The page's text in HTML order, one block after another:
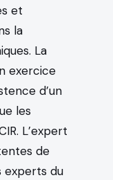
et
la
La
exercice
d’un
les
L’expert
de
experts du